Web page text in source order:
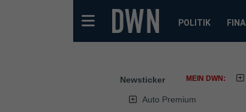
POLITIK
Newsticker MEIN DWN:
Auto Premium